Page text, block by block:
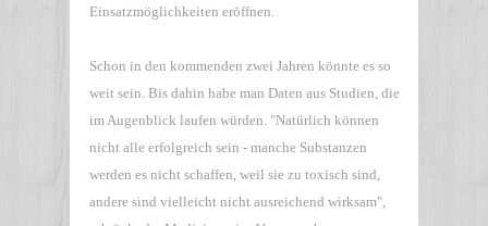
Einsatzmöglichkeiten eröffnen.
Schon in den kommenden zwei Jahren könnte es so
weit sein. Bis dahin habe man Daten aus Studien, die
im Augenblick laufen würden. "Natürlich können
nicht alle erfolgreich sein - manche Substanzen
werden es nicht schaffen, weil sie zu toxisch sind,
andere sind vielleicht nicht ausreichend wirksam",